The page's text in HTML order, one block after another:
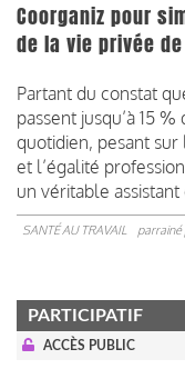
Coorganiz pour
de la vie privée
Partant du constat
passent jusqu’à 15
quotidien, pesant
et l’égalité
un véritable assistant
SANTÉ AU TRAVAIL parrainé
PARTICIPATIF
ACCÈS PUBLIC